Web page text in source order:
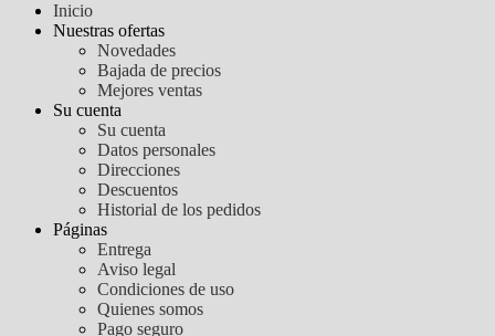
Inicio
Nuestras ofertas
Novedades
Bajada de precios
Mejores ventas
Su cuenta
Su cuenta
Datos personales
Direcciones
Descuentos
Historial de los pedidos
Páginas
Entrega
Aviso legal
Condiciones de uso
Quienes somos
Pago seguro